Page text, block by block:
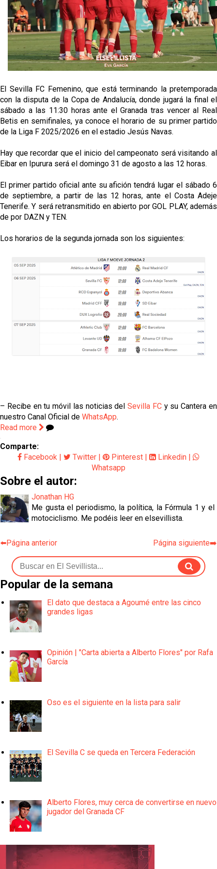
Vargas y Sow se incorporan al grupo en la sesión
del martes
Odysseas Vlachodimos: “El objetivo es mejorar la
temporada pasada”
El Sevilla FC empieza a inscribir a los nuevos
Opinión | "Carta abierta a Alberto Flores" por Rafa
García
El Sevilla FC Femenino, que está terminando la pretemporada
con la disputa de la Copa de Andalucía, donde jugará la final el
sábado a las 11:30 horas ante el Granada tras vencer al Real
Betis en semifinales, ya conoce el horario de su primer partido
de la Liga F 2025/2026 en el estadio Jesús Navas.
Hay que recordar que el inicio del campeonato será visitando al
Eibar en Ipurura será el domingo 31 de agosto a las 12 horas.
El primer partido oficial ante su afición tendrá lugar el sábado 6
de septiembre, a partir de las 12 horas, ante el Costa Adeje
Tenerife. Y será retransmitido en abierto por GOL PLAY, además
de por DAZN y TEN.
Los horarios de la segunda jornada son los siguientes:
– Recibe en tu móvil las noticias delSevilla FCy su Cantera en
nuestro Canal Oficial de WhatsApp.
Read more
Comparte:
Facebook | Twitter | Pinterest | Linkedin |
Whatsapp
Sobre el autor:
Jonathan HG
Me gusta el periodismo, la política, la Fórmula 1 y el
motociclismo. Me podéis leer en elsevillista.
⬅️Página anterior Página siguiente➡️
Popular de la semana
El dato que destaca a Agoumé entre las cinco
grandes ligas
Opinión | "Carta abierta a Alberto Flores" por Rafa
García
Oso es el siguiente en la lista para salir
El Sevilla C se queda en Tercera Federación
Alberto Flores, muy cerca de convertirse en nuevo
jugador del Granada CF